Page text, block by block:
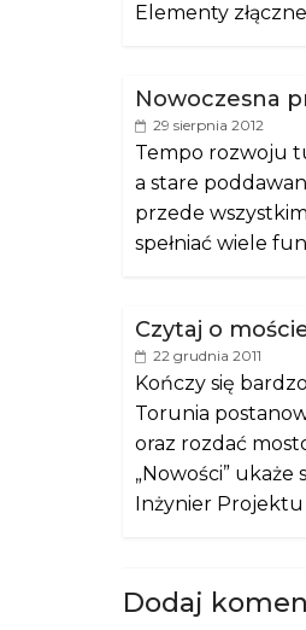
Elementy
Nowoczesna
29 sierpnia 2012
Tempo rozwoju
a stare
przede
spełniać wiele
Czytaj o
22 grudnia 2011
Kończy się
Torunia
oraz rozdać
„Nowości”
Inżynier
Dodaj